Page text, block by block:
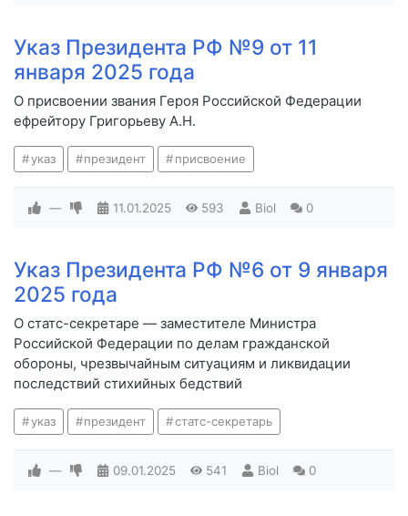
Указ Президента РФ №9 от 11
января 2025 года
О присвоении звания Героя Российской Федерации
ефрейтору Григорьеву А.Н.
указ президент присвоение
— 11.01.2025 593 Biol 0
Указ Президента РФ №6 от 9 января
2025 года
О статс-секретаре — заместителе Министра
Российской Федерации по делам гражданской
обороны, чрезвычайным ситуациям и ликвидации
последствий стихийных бедствий
указ президент статс-секретарь
— 09.01.2025 541 Biol 0